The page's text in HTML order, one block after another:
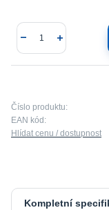
Číslo produktu:
EAN kód:
Hlídat cenu / dostupnost
Kompletní